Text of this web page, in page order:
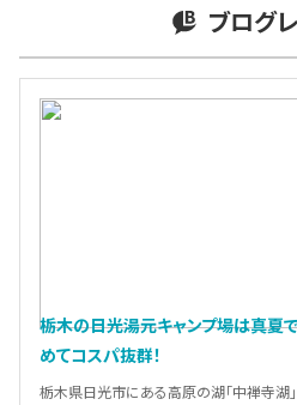
ブログ
栃木の日光湯元キャンプ場は真夏
めてコスパ抜群！
栃木県日光市にある高原の湖「中禅寺湖